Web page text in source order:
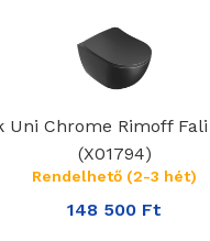
Chrome
Rimoff
WC
Fekete
(X01794)
Uni Chrome Rimoff
(X01794)
Rendelhető (2-3 hét)
148 500 Ft